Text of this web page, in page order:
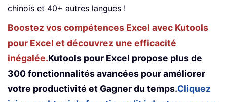
chinois et 40+ autres langues !
Boostez vos compétences Excel avec Kutools
pour Excel et découvrez une efficacité
inégalée.Kutools pour Excel propose plus de
300 fonctionnalités avancées pour améliorer
votre productivité et Gagner du temps.Cliquez